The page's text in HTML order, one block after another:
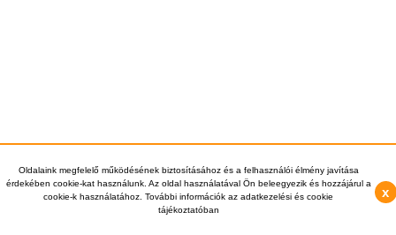
Oldalaink megfelelő működésének biztosításához és a felhasználói élmény javítása
érdekében cookie-kat használunk. Az oldal használatával Ön beleegyezik és hozzájárul a
cookie-k használatához. További információk az adatkezelési és cookie
tájékoztatóban
x